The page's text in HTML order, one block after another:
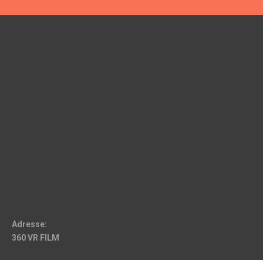
Adresse:
360 VR FILM